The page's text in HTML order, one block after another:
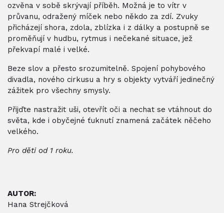
ozvěna v sobě skrývají příběh. Možná je to vítr v
průvanu, odražený míček nebo někdo za zdí. Zvuky
přicházejí shora, zdola, zblízka i z dálky a postupně se
proměňují v hudbu, rytmus i nečekané situace, jež
překvapí malé i velké.
Beze slov a přesto srozumitelně. Spojení pohybového
divadla, nového cirkusu a hry s objekty vytváří jedinečný
zážitek pro všechny smysly.
Přijďte nastražit uši, otevřít oči a nechat se vtáhnout do
světa, kde i obyčejné ťuknutí znamená začátek něčeho
velkého.
Pro děti od 1 roku.
AUTOR:
Hana Strejčková